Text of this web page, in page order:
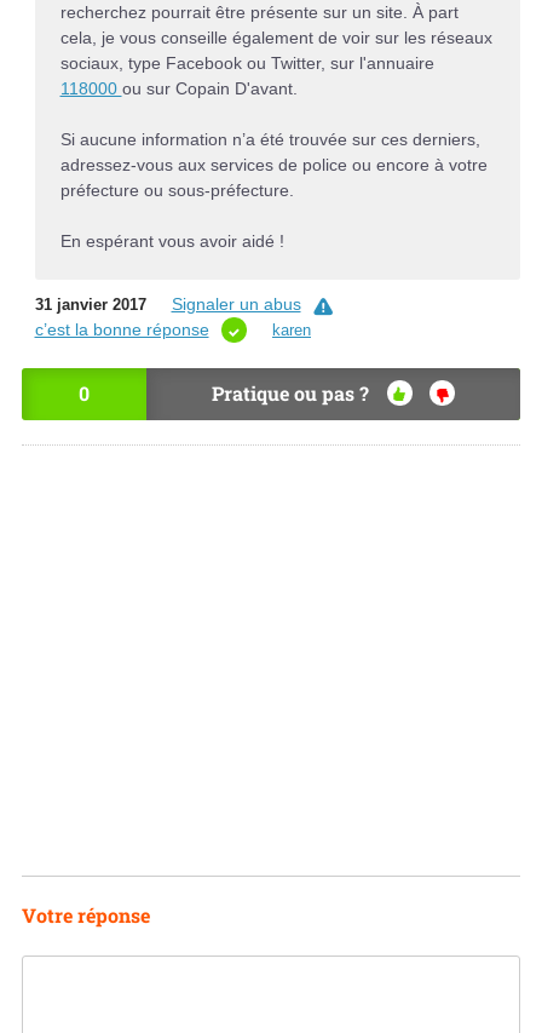
recherchez pourrait être présente sur un site. À part
cela, je vous conseille également de voir sur les réseaux
sociaux, type Facebook ou Twitter, sur l'annuaire
118000 ou sur Copain D'avant.
Si aucune information n’a été trouvée sur ces derniers,
adressez-vous aux services de police ou encore à votre
préfecture ou sous-préfecture.
En espérant vous avoir aidé !
31 janvier 2017
Signaler un abus
c’est la bonne réponse
karen
0 Pratique ou pas ?
OU
I
NO
Votre réponse